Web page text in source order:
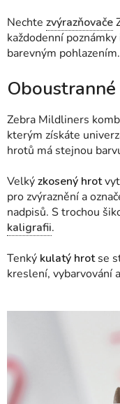
Nechte zvýrazňovače
každodenní
barevným pohlazením.
Zebra Mildliners
kterým získáte
hrotů má stejnou
Velkýzkosený hrot
pro zvýraznění a
nadpisů. S trochou
kaligrafii.
Tenký kulatý hrotse
kreslení, vybarvování